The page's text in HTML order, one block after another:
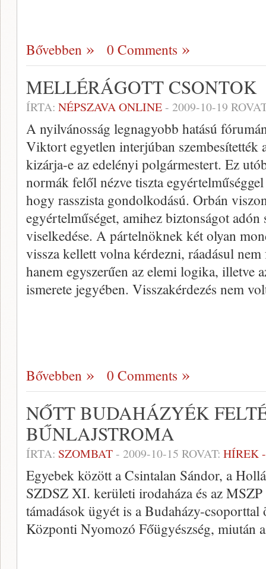
Bővebben 0 Comments
MELLÉRÁGOTT CSONTOK
ÍRTA: NÉPSZAVA ONLINE- 2009-10-19
A nyilvánosság legnagyobb hatású
Viktort egyetlen interjúban szembesítették
kizárja-e az edelényi polgármestert. Ez
normák felől nézve tiszta
hogy rasszista gondolkodású. Orbán
egyértelműséget, amihez biztonságot
viselkedése. A pártelnöknek két olyan
vissza kellett volna kérdezni, ráadásul
hanem egyszerűen az elemi logika, illetve
ismerete jegyében. Visszakérdezés nem
Bővebben 0 Comments
NŐTT BUDAHÁZYÉK
BŰNLAJSTROMA
ÍRTA: SZOMBAT- 2009-10-15 ROVAT: HÍREK
Egyebek között a Csintalan Sándor, a
SZDSZ XI. kerületi irodaháza és az
támadások ügyét is a Budaházy-csoporttal
Központi Nyomozó Főügyészség, miután